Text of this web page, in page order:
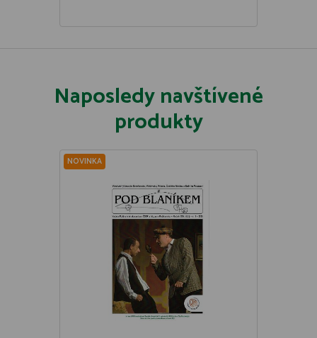
Naposledy navštívené
produkty
NOVINKA